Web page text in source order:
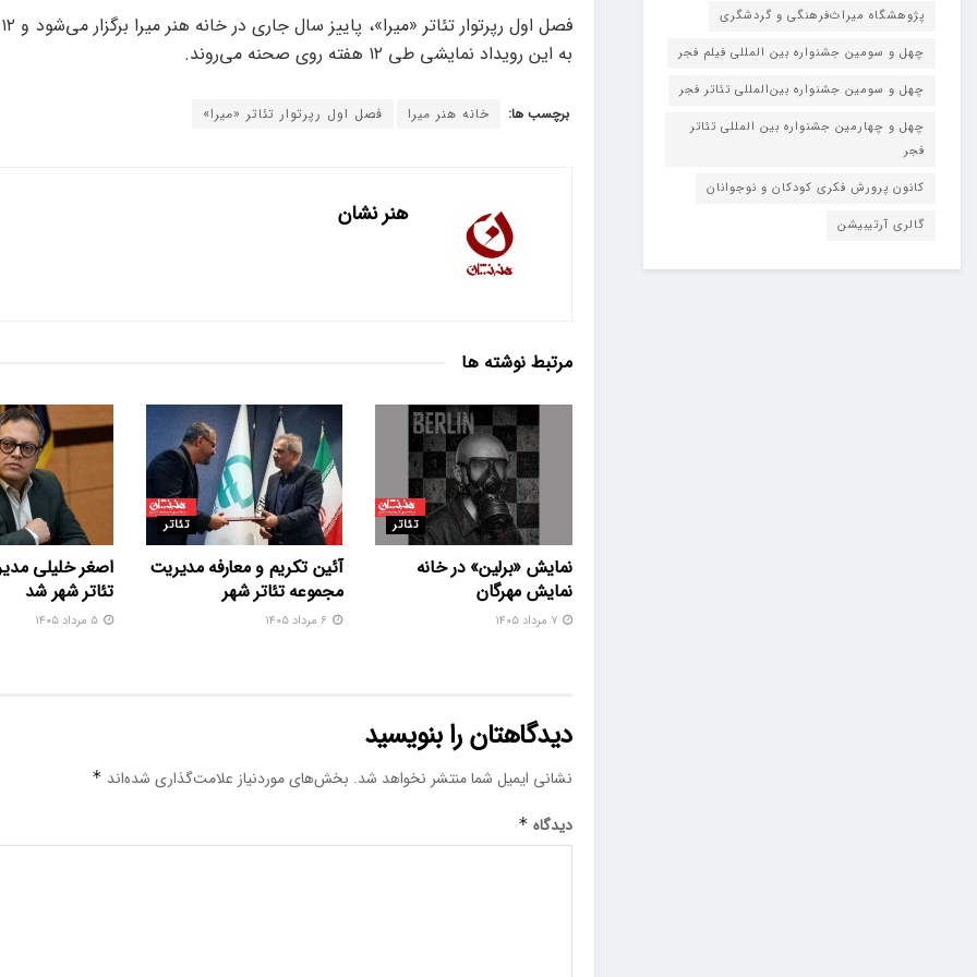
به این رویداد نمایشی طی ۱۲ هفته روی صحنه می‌روند.
برچسب ها: خانه هنر میرا فصل اول رپرتوار تئاتر «میرا»
هنر نشان
مرتبط نوشته ها
تئاتر
نمایش «برلین» در خانه
نمایش مهرگان
تئاتر
آئین تکریم و معارفه مدیریت
مجموعه تئاتر شهر
اصغر خلیلی
تئاتر شهر شد
۵ مرداد ۱۴۰۵
دیدگاهتان را بنویسید
نشانی ایمیل شما منتشر نخواهد شد. بخش‌های موردنیاز علامت‌گذاری شده‌اند *
دیدگاه *
پژوهشگاه میراث‌فرهنگی و گردشگری
چهل و سومین جشنواره بین المللی فیلم فجر
چهل و سومین جشنواره بین‌المللی تئاتر فجر
چهل و چهارمین جشنواره بین المللی تئاتر
فجر
کانون پرورش فکری کودکان و نوجوانان
گالری آرتیبیشن